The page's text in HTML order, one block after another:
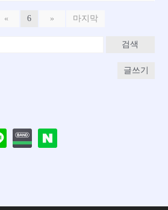
« 6 » 마지막
검색
글쓰기